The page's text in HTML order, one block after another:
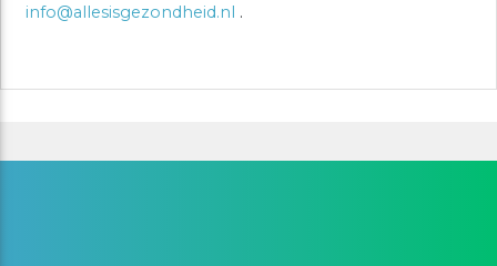
info@allesisgezondheid.nl .